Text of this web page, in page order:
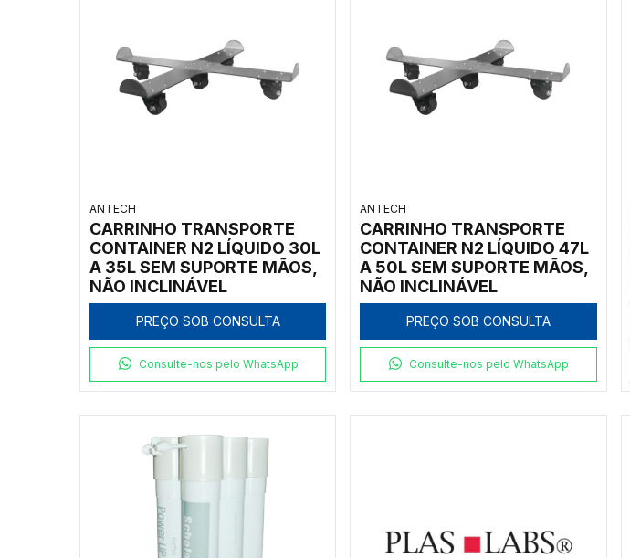
ANTECH
CARRINHO TRANSPORTE
CONTAINER N2 LÍQUIDO 30L
A 35L SEM SUPORTE MÃOS,
NÃO INCLINÁVEL
PREÇO SOB CONSULTA
Consulte-nos pelo WhatsApp
ANTECH
CARRINHO TRANSPORTE
CONTAINER N2 LÍQUIDO 47L
A 50L SEM SUPORTE MÃOS,
NÃO INCLINÁVEL
PREÇO SOB CONSULTA
Consulte-nos pelo WhatsApp